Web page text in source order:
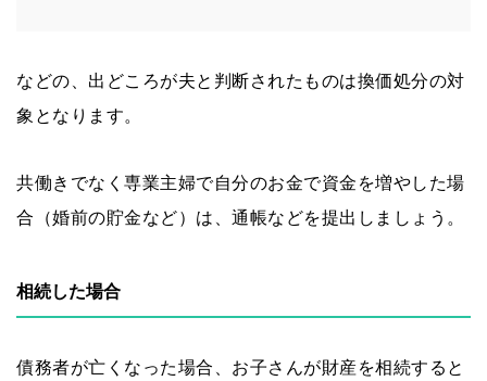
などの、出どころが夫と判断されたものは換価処分の対
象となります。
共働きでなく専業主婦で自分のお金で資金を増やした場
合（婚前の貯金など）は、通帳などを提出しましょう。
相続した場合
債務者が亡くなった場合、お子さんが財産を相続すると